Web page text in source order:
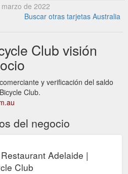
de 2022
Buscar otras tarjetas Australia
Club visión
y verificación del saldo
Club.
del negocio
Adelaide |
Club